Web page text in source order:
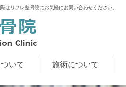
はリフレ整骨院にお気軽にお問い合わせください。
いて 施術について